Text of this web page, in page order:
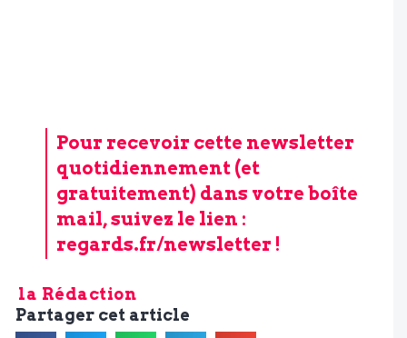
Pour recevoir cette newsletter
quotidiennement (et
gratuitement) dans votre boîte
mail, suivez le lien :
regards.fr/newsletter !
la Rédaction
Partager cet article